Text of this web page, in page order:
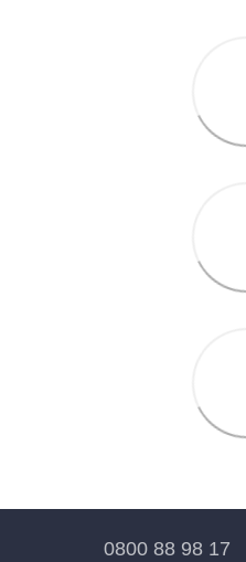
0800 88 98 17